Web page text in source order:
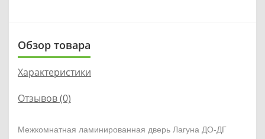
Обзор товара
Характеристики
Отзывов (0)
Межкомнатная ламинированная дверь Лагуна ДО-ДГ